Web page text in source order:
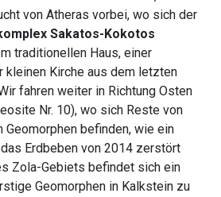
von Atheras vorbei, wo sich der
Sakatos-Kokotos
traditionellen Haus, einer
kleinen Kirche aus dem letzten
fahren weiter in Richtung Osten
Nr. 10), wo sich Reste von
befinden, wie ein
Erdbeben von 2014 zerstört
Zola-Gebiets befindet sich ein
Geomorphen in Kalkstein zu